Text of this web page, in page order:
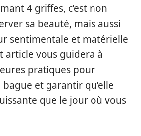
4 griffes, c’est non
sa beauté, mais aussi
sentimentale et matérielle
article vous guidera à
pratiques pour
et garantir qu’elle
que le jour où vous